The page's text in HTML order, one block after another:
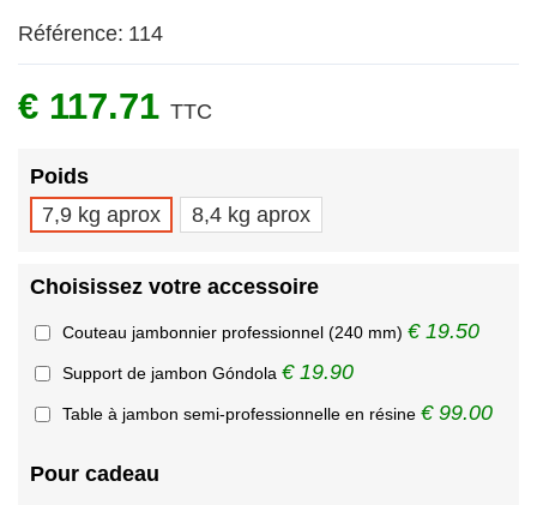
Référence: 114
€ 117.71 TTC
Poids
7,9 kg aprox
8,4 kg aprox
Choisissez votre accessoire
Couteau jambonnier professionnel (240 mm) € 19.50
Support de jambon Góndola € 19.90
Table à jambon semi-professionnelle en résine € 99.00
Pour cadeau